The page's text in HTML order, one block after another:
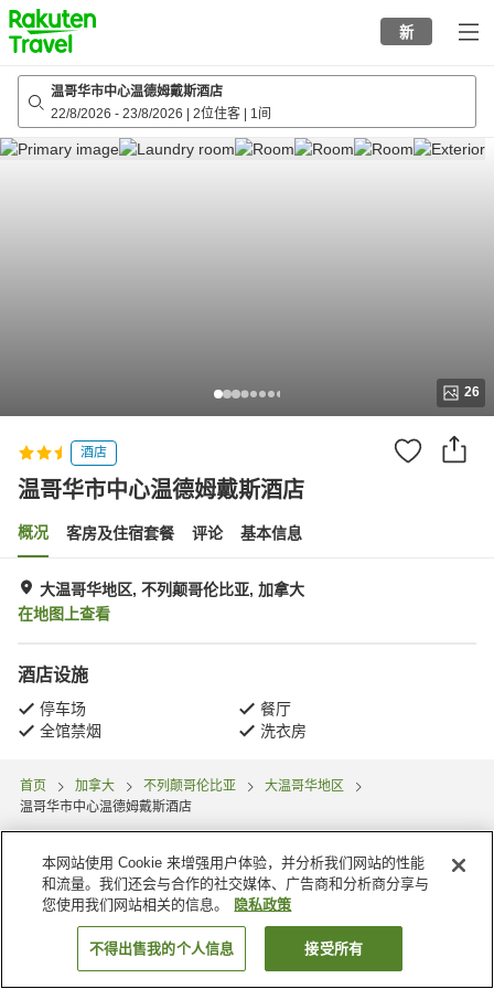
to
top
page
新
温哥华市中心温德姆戴斯酒店
22/8/2026 - 23/8/2026 2位住客 1间
26
酒店
温哥华市中心温德姆戴斯酒店
概况 客房及住宿套餐 评论 基本信息
大温哥华地区, 不列颠哥伦比亚, 加拿大
在地图上查看
酒店设施
停车场
餐厅
全馆禁烟
洗衣房
首页 加拿大 不列颠哥伦比亚
大温哥华地区
温哥华市中心温德姆戴斯酒店
搜索客房
本网站使用 Cookie 来增强用户体验，并分析我们网站的性能
和流量。我们还会与合作的社交媒体、广告商和分析商分享与
您使用我们网站相关的信息。
隐私政策
不得出售我的个人信息 接受所有